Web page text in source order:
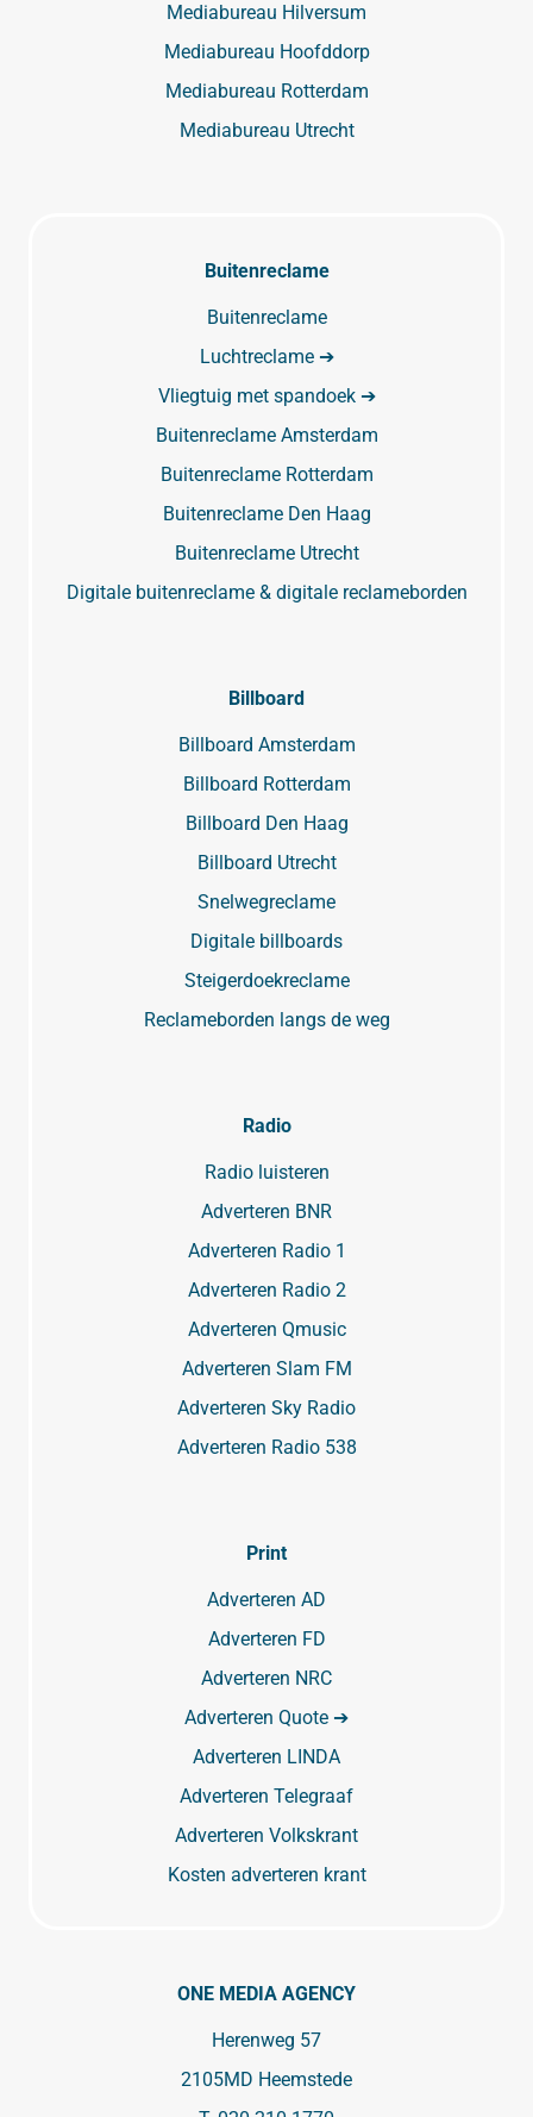
Mediabureau Hilversum
Mediabureau Hoofddorp
Mediabureau Rotterdam
Mediabureau Utrecht
Buitenreclame
Buitenreclame
Luchtreclame ➔
Vliegtuig met spandoek ➔
Buitenreclame Amsterdam
Buitenreclame Rotterdam
Buitenreclame Den Haag
Buitenreclame Utrecht
Digitale buitenreclame & digitale reclameborden
Billboard
Billboard Amsterdam
Billboard Rotterdam
Billboard Den Haag
Billboard Utrecht
Snelwegreclame
Digitale billboards
Steigerdoekreclame
Reclameborden langs de weg
Radio
Radio luisteren
Adverteren BNR
Adverteren Radio 1
Adverteren Radio 2
Adverteren Qmusic
Adverteren Slam FM
Adverteren Sky Radio
Adverteren Radio 538
Print
Adverteren AD
Adverteren FD
Adverteren NRC
Adverteren Quote ➔
Adverteren LINDA
Adverteren Telegraaf
Adverteren Volkskrant
Kosten adverteren krant
ONE MEDIA AGENCY
Herenweg 57
2105MD Heemstede